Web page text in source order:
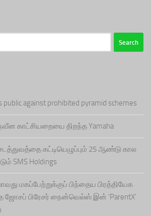
public against prohibited pyramid schemes
காட்சியறையை திறந்த Yamaha
கட்டியெழுப்பும் 25 ஆண்டு கால
SMS Holdings
மகப்பேற்றுக்குப் பிந்தைய பிரத்தியேக
ஜோசப் பிரேசர் நைன்வெல்ஸ் இன் ‘ParentX’